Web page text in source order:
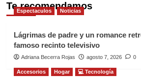
Te recomendamos
Espectaculos Noticias
Lágrimas de padre y un romance
famoso recinto televisivo
Adriana Becerra Rojas agosto 7, 2026 0
Accesorios Hogar 💻 Tecnología